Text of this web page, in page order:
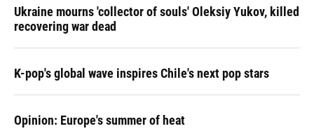
Ukraine mourns 'collector of souls' Oleksiy Yukov, killed
recovering war dead
K-pop's global wave inspires Chile's next pop stars
Opinion: Europe's summer of heat